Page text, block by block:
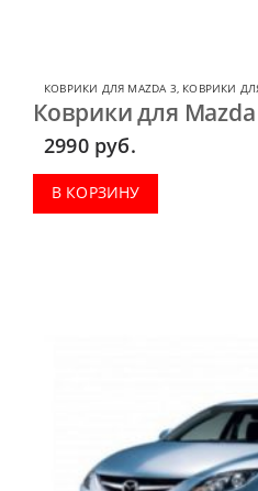
КОВРИКИ ДЛЯ MAZDA 3, КОВРИКИ
Коврики для Mazda
2990 руб.
В КОРЗИНУ